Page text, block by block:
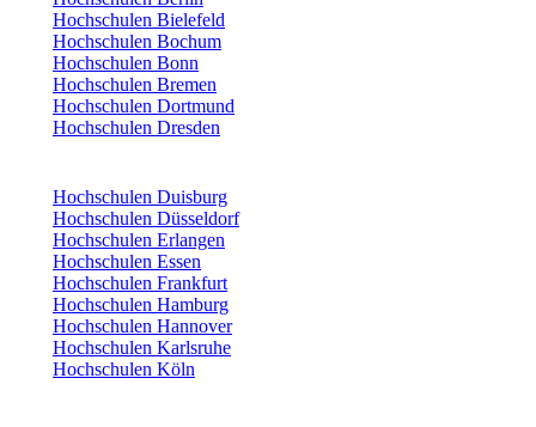
Hochschulen Bielefeld
Hochschulen Bochum
Hochschulen Bonn
Hochschulen Bremen
Hochschulen Dortmund
Hochschulen Dresden
Hochschulen Duisburg
Hochschulen Düsseldorf
Hochschulen Erlangen
Hochschulen Essen
Hochschulen Frankfurt
Hochschulen Hamburg
Hochschulen Hannover
Hochschulen Karlsruhe
Hochschulen Köln